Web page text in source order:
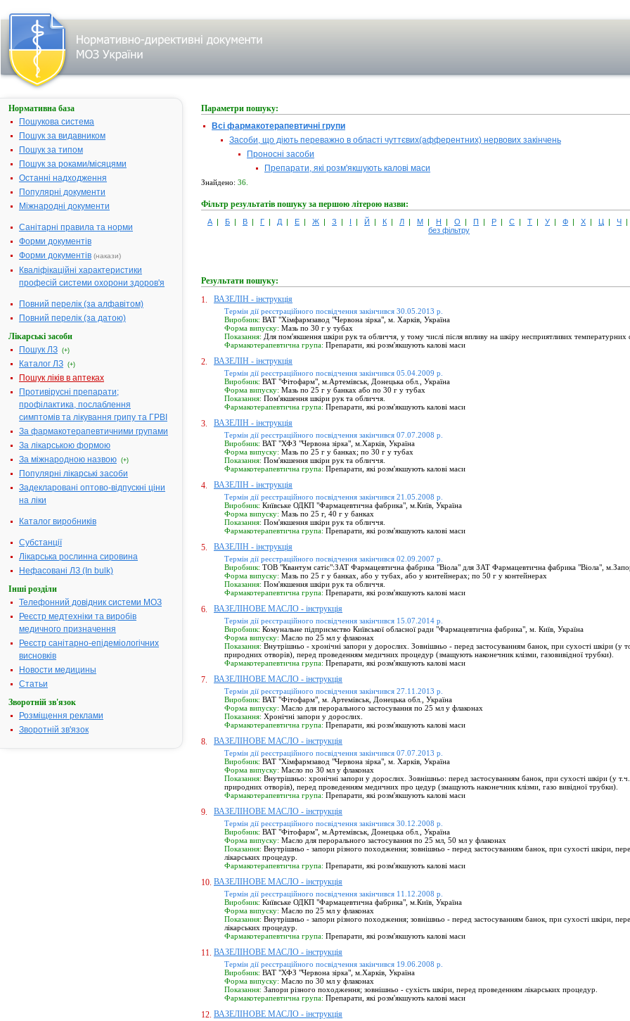
Нормативна база
Пошукова система
Пошук за видавником
Пошук за типом
Пошук за роками/місяцями
Останні надходження
Популярні документи
Міжнародні документи
Санітарні правила та норми
Форми документів
Форми документів (накази)
Кваліфікаційні характеристики
професій системи охорони здоров'я
Повний перелік (за алфавітом)
Повний перелік (за датою)
Лікарські засоби
Пошук ЛЗ (+)
Каталог ЛЗ (+)
Пошук ліків в аптеках
Противірусні препарати;
профілактика, послаблення
симптомів та лікування грипу та ГРВІ
За фармакотерапевтичними групами
За лікарською формою
За міжнародною назвою (+)
Популярні лікарські засоби
Задекларовані оптово-відпускні ціни
на ліки
Каталог виробників
Субстанції
Лікарська рослинна сировина
Нефасовані ЛЗ (In bulk)
Інші розділи
Телефонний довідник системи МОЗ
Реєстр медтехніки та виробів
медичного призначення
Реєстр санітарно-епідеміологічних
висновків
Новости медицины
Статьи
Зворотній зв'язок
Розміщення реклами
Зворотній зв'язок
Параметри пошуку:
Всі фармакотерапевтичні групи
Засоби, що діють переважно в області чуттєвих(афферентних) нервових закінчень
Проносні засоби
Препарати, які розм'якшують калові маси
Знайдено: 36.
Фільтр результатів пошуку за першою літерою назви:
А | Б | В | Г | Д | Е | Ж | З | І | Й | К | Л | М | Н | О | П | Р | С | Т | У | Ф | Х | Ц | Ч |
без фільтру
Результати пошуку:
1.
ВАЗЕЛІН - інструкція
Термін дії реєстраційного посвідчення закінчився 30.05.2013 р.
Виробник: ВАТ "Хімфармзавод "Червона зірка", м. Харків, Україна
Форма випуску: Мазь по 30 г у тубах
Показання: Для пом'якшення шкіри рук та обличчя, у тому числі після впливу на шкіру несприятливих температурних
Фармакотерапевтична група: Препарати, які розм'якшують калові маси
2. ВАЗЕЛІН - інструкція
Термін дії реєстраційного посвідчення закінчився 05.04.2009 р.
Виробник: ВАТ "Фітофарм", м.Артемівськ, Донецька обл., Україна
Форма випуску: Мазь по 25 г у банках або по 30 г у тубах
Показання: Пом'якшення шкіри рук та обличчя.
Фармакотерапевтична група: Препарати, які розм'якшують калові маси
3. ВАЗЕЛІН - інструкція
Термін дії реєстраційного посвідчення закінчився 07.07.2008 р.
Виробник: ВАТ "ХФЗ "Червона зiрка", м.Харків, Україна
Форма випуску: Мазь по 25 г у банках; по 30 г у тубах
Показання: Пом'якшення шкіри рук та обличчя.
Фармакотерапевтична група: Препарати, які розм'якшують калові маси
4. ВАЗЕЛІН - інструкція
Термін дії реєстраційного посвідчення закінчився 21.05.2008 р.
Виробник: Київське ОДКП "Фармацевтична фабрика", м.Київ, Україна
Форма випуску: Мазь по 25 г, 40 г у банках
Показання: Пом'якшення шкіри рук та обличчя.
Фармакотерапевтична група: Препарати, які розм'якшують калові маси
5. ВАЗЕЛІН - інструкція
Термін дії реєстраційного посвідчення закінчився 02.09.2007 р.
Виробник: ТОВ "Квантум сатіс":ЗАТ Фармацевтична фабрика "Віола" для ЗАТ Фармацевтична фабрика "Віола",
Форма випуску: Мазь по 25 г у банках, або у тубах, або у контейнерах; по 50 г у контейнерах
Показання: Пом'якшення шкіри рук та обличчя.
Фармакотерапевтична група: Препарати, які розм'якшують калові маси
6. ВАЗЕЛІНОВЕ МАСЛО - інструкція
Термін дії реєстраційного посвідчення закінчився 15.07.2014 р.
Виробник: Комунальне підприємство Київської обласної ради "Фармацевтична фабрика", м. Київ, Україна
Форма випуску: Масло по 25 мл у флаконах
Показання: Внутрішньо - хронічні запори у дорослих. Зовнішньо - перед застосуванням банок, при сухості шкіри (у
природних отворів), перед проведенням медичних процедур (змащують наконечник клізми, газовивідної трубки).
Фармакотерапевтична група: Препарати, які розм'якшують калові маси
7. ВАЗЕЛІНОВЕ МАСЛО - інструкція
Термін дії реєстраційного посвідчення закінчився 27.11.2013 р.
Виробник: ВАТ "Фітофарм", м. Артемівськ, Донецька обл., Україна
Форма випуску: Масло для перорального застосування по 25 мл у флаконах
Показання: Хронічні запори у дорослих.
Фармакотерапевтична група: Препарати, які розм'якшують калові маси
8. ВАЗЕЛІНОВЕ МАСЛО - інструкція
Термін дії реєстраційного посвідчення закінчився 07.07.2013 р.
Виробник: ВАТ "Хімфармзавод "Червона зірка", м. Харків, Україна
Форма випуску: Масло по 30 мл у флаконах
Показання: Внутрішньо: хронічні запори у дорослих. Зовнішньо: перед застосуванням банок, при сухості шкіри (у т.ч.
природних отворів), перед проведенням медичних про цедур (змащують наконечник клізми, газо вивідної трубки).
Фармакотерапевтична група: Препарати, які розм'якшують калові маси
9. ВАЗЕЛІНОВЕ МАСЛО - інструкція
Термін дії реєстраційного посвідчення закінчився 30.12.2008 р.
Виробник: ВАТ "Фітофарм", м.Артемівськ, Донецька обл., Україна
Форма випуску: Масло для перорального застосування по 25 мл, 50 мл у флаконах
Показання: Внутрішньо - запори різного походження; зовнішньо - перед застосуванням банок, при сухості шкіри,
лікарських процедур.
Фармакотерапевтична група: Препарати, які розм'якшують калові маси
10. ВАЗЕЛІНОВЕ МАСЛО - інструкція
Термін дії реєстраційного посвідчення закінчився 11.12.2008 р.
Виробник: Київське ОДКП "Фармацевтична фабрика", м.Київ, Україна
Форма випуску: Масло по 25 мл у флаконах
Показання: Внутрішньо - запори різного походження; зовнішньо - перед застосуванням банок, при сухості шкіри,
лікарських процедур.
Фармакотерапевтична група: Препарати, які розм'якшують калові маси
11. ВАЗЕЛІНОВЕ МАСЛО - інструкція
Термін дії реєстраційного посвідчення закінчився 19.06.2008 р.
Виробник: ВАТ "ХФЗ "Червона зiрка", м.Харків, Україна
Форма випуску: Масло по 30 мл у флаконах
Показання: Запори різного походження; зовнішньо - сухість шкіри, перед проведенням лікарських процедур.
Фармакотерапевтична група: Препарати, які розм'якшують калові маси
12. ВАЗЕЛІНОВЕ МАСЛО - інструкція